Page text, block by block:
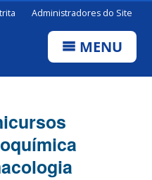
Administradores do Site
MENU